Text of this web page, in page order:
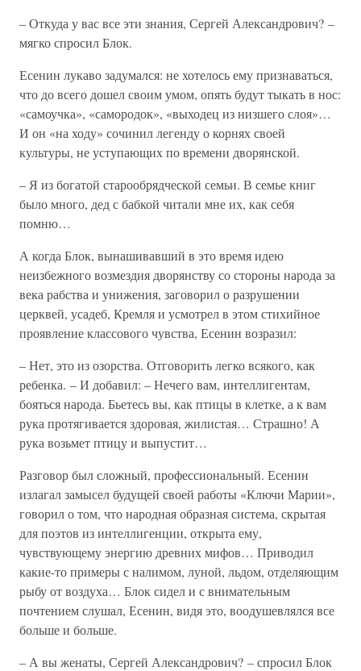
– Откуда у вас все эти знания, Сергей Александрович? –
мягко спросил Блок.
Есенин лукаво задумался: не хотелось ему признаваться,
что до всего дошел своим умом, опять будут тыкать в нос:
«самоучка», «самородок», «выходец из низшего слоя»…
И он «на ходу» сочинил легенду о корнях своей
культуры, не уступающих по времени дворянской.
– Я из богатой старообрядческой семьи. В семье книг
было много, дед с бабкой читали мне их, как себя
помню…
А когда Блок, вынашивавший в это время идею
неизбежного возмездия дворянству со стороны народа за
века рабства и унижения, заговорил о разрушении
церквей, усадеб, Кремля и усмотрел в этом стихийное
проявление классового чувства, Есенин возразил:
– Нет, это из озорства. Отговорить легко всякого, как
ребенка. – И добавил: – Нечего вам, интеллигентам,
бояться народа. Бьетесь вы, как птицы в клетке, а к вам
рука протягивается здоровая, жилистая… Страшно! А
рука возьмет птицу и выпустит…
Разговор был сложный, профессиональный. Есенин
излагал замысел будущей своей работы «Ключи Марии»,
говорил о том, что народная образная система, скрытая
для поэтов из интеллигенции, открыта ему,
чувствующему энергию древних мифов… Приводил
какие-то примеры с налимом, луной, льдом, отделяющим
рыбу от воздуха… Блок сидел и с внимательным
почтением слушал, Есенин, видя это, воодушевлялся все
больше и больше.
– А вы женаты, Сергей Александрович? – спросил Блок